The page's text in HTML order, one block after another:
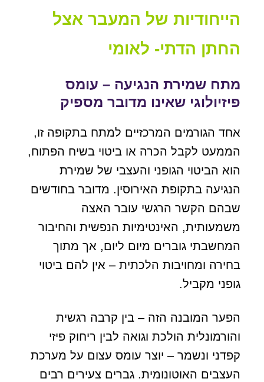
הייחודיות של המעבר אצל
החתן הדתי- לאומי
מתח שמירת הנגיעה – עומס
פיזיולוגי שאינו מדובר מספיק
אחד הגורמים המרכזיים למתח בתקופה זו,
הממעט לקבל הכרה או ביטוי בשיח הפתוח,
הוא הביטוי הגופני והעצבי של שמירת
הנגיעה בתקופת האירוסין. מדובר בחודשים
שבהם הקשר הרגשי עובר האצה
משמעותית, האינטימיות הנפשית והחיבור
המחשבתי גוברים מיום ליום, אך מתוך
בחירה ומחויבות הלכתית – אין להם ביטוי
גופני מקביל.
הפער המובנה הזה – בין קרבה רגשית
והורמונלית הולכת וגואה לבין ריחוק פיזי
קפדני ונשמר – יוצר עומס עצום על מערכת
העצבים האוטונומית. גברים צעירים רבים